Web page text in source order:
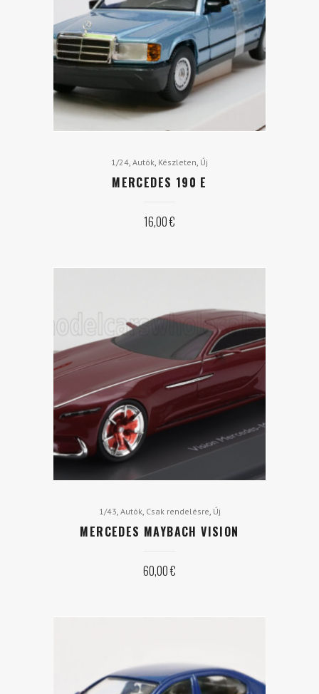
1/24, Autók, Készleten, Új
MERCEDES 190 E
16,00€
1/43, Autók, Csak rendelésre, Új
MERCEDES MAYBACH VISION
60,00€